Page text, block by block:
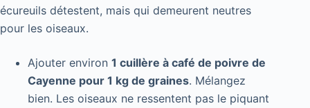
écureuils détestent, mais qui demeurent neutres
pour les oiseaux.
Ajouter environ 1 cuillère à café de poivre de
Cayenne pour 1 kg de graines. Mélangez
bien. Les oiseaux ne ressentent pas le piquant